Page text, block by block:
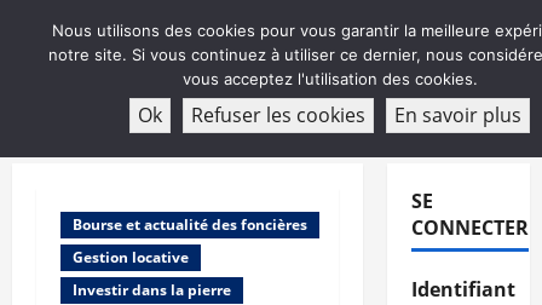
ABONNEMENT
Bourse et actualité des foncières
Gestion locative
Investir dans la pierre
SE
CONNECTER
Identifiant
Nous utilisons des cookies pour vous garantir la meilleure
notre site. Si vous continuez à utiliser ce dernier, nous
vous acceptez l'utilisation des cookies.
Ok Refuser les cookies En savoir plus